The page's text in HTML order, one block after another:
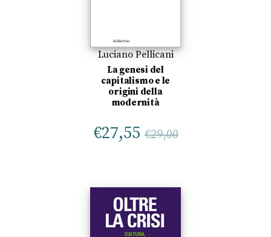
Luciano Pellicani
La genesi del
capitalismo e le
origini della
modernità
€27,55 €29,00